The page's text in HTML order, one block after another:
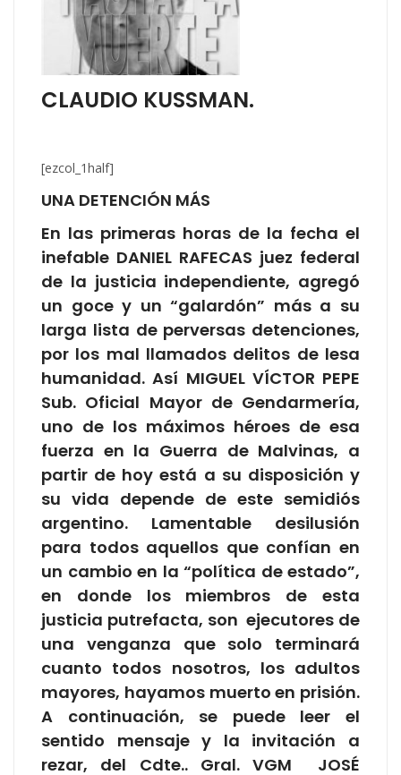
CLAUDIO KUSSMAN.
[ezcol_1half]
UNA DETENCIÓN MÁS
En las primeras horas de la fecha el
inefable DANIEL RAFECAS juez federal
de la justicia independiente, agregó
un goce y un “galardón” más a su
larga lista de perversas detenciones,
por los mal llamados delitos de lesa
humanidad. Así MIGUEL VÍCTOR PEPE
Sub. Oficial Mayor de Gendarmería,
uno de los máximos héroes de esa
fuerza en la Guerra de Malvinas, a
partir de hoy está a su disposición y
su vida depende de este semidiós
argentino. Lamentable desilusión
para todos aquellos que confían en
un cambio en la “política de estado”,
en donde los miembros de esta
justicia putrefacta, son ejecutores de
una venganza que solo terminará
cuanto todos nosotros, los adultos
mayores, hayamos muerto en prisión.
A continuación, se puede leer el
sentido mensaje y la invitación a
rezar, del Cdte.. Gral. VGM JOSÉ